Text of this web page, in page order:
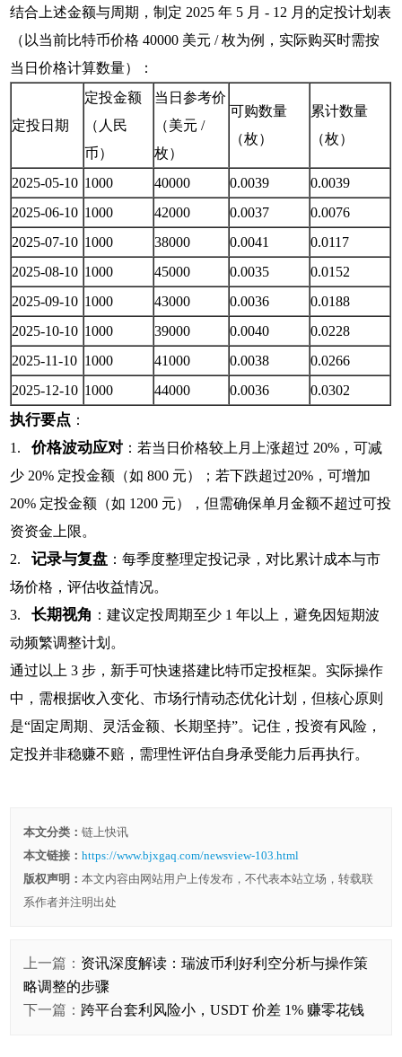
结合上述金额与周期，制定 2025 年 5 月 - 12 月的定投计划表
（以当前比特币价格 40000 美元 / 枚为例，实际购买时需按
当日价格计算数量）：
定投日期
定投金额
（人民
币）
当日参考价
（美元 /
枚）
可购数量
（枚）
累计数量
（枚）
2025-05-10 1000 40000 0.0039
0.0039
2025-06-10 1000 42000 0.0037
0.0076
2025-07-10 1000 38000 0.0041
0.0117
2025-08-10 1000 45000 0.0035
0.0152
2025-09-10 1000 43000 0.0036
0.0188
2025-10-10 1000 39000 0.0040
0.0228
2025-11-10 1000 41000 0.0038
0.0266
2025-12-10 1000 44000 0.0036 0.0302
执行要点 ：
1.价格波动应对 ：若当日价格较上月上涨超过 20%，可减
少 20% 定投金额（如 800 元）；若下跌超过20%，可增加
20% 定投金额（如 1200 元），但需确保单月金额不超过可投
资资金上限。
2.记录与复盘 ：每季度整理定投记录，对比累计成本与市
场价格，评估收益情况。
3.长期视角 ：建议定投周期至少 1 年以上，避免因短期波
动频繁调整计划。
通过以上 3 步，新手可快速搭建比特币定投框架。实际操作
中，需根据收入变化、市场行情动态优化计划，但核心原则
是“固定周期、灵活金额、长期坚持”。记住，投资有风险，
定投并非稳赚不赔，需理性评估自身承受能力后再执行。
本文分类： 链上快讯
本文链接： https://www.bjxgaq.com/newsview-103.html
版权声明： 本文内容由网站用户上传发布，不代表本站立场，转载联
系作者并注明出处
上一篇： 资讯深度解读：瑞波币利好利空分析与操作策
略调整的步骤
下一篇： 跨平台套利风险小，USDT 价差 1% 赚零花钱